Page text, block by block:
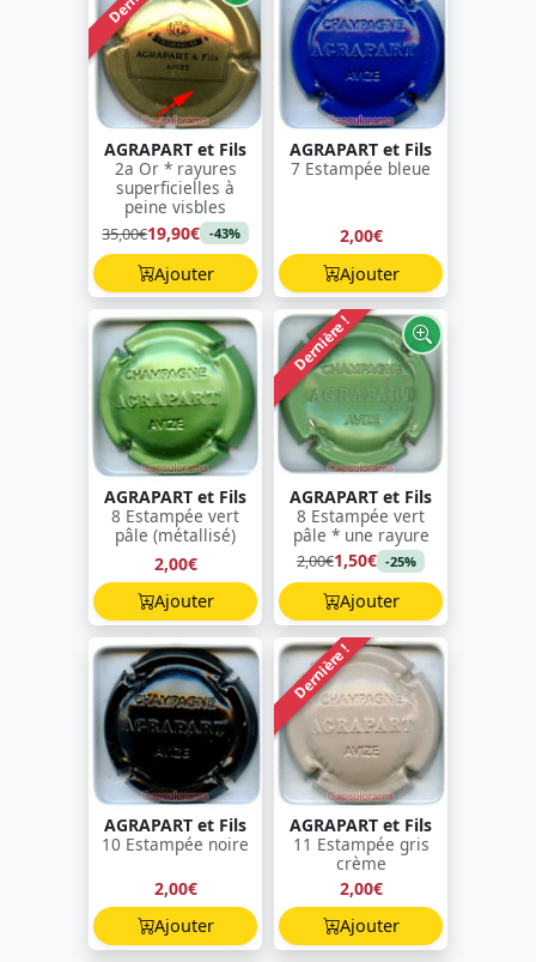
AGRAPART et Fils
2a Or * rayures
superficielles à
peine visbles
35,00€19,90€ -43%
Ajouter
AGRAPART et Fils
7 Estampée bleue
2,00€
Ajouter
AGRAPART et Fils
8 Estampée vert
pâle (métallisé)
2,00€
Ajouter
Dernière !
AGRAPART et Fils
8 Estampée vert
pâle * une rayure
2,00€1,50€ -25%
Ajouter
AGRAPART et Fils
10 Estampée noire
2,00€
Ajouter
Dernière !
AGRAPART et Fils
11 Estampée gris
crème
2,00€
Ajouter